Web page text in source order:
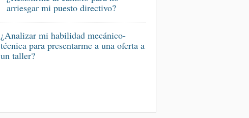
arriesgar mi puesto directivo?
¿Analizar mi habilidad mecánico-
técnica para presentarme a una oferta a
un taller?